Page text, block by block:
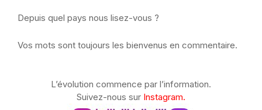
Depuis quel pays nous lisez-vous ?
Vos mots sont toujours les bienvenus en commentaire.
L’évolution commence par l’information.
Suivez-nous sur Instagram.